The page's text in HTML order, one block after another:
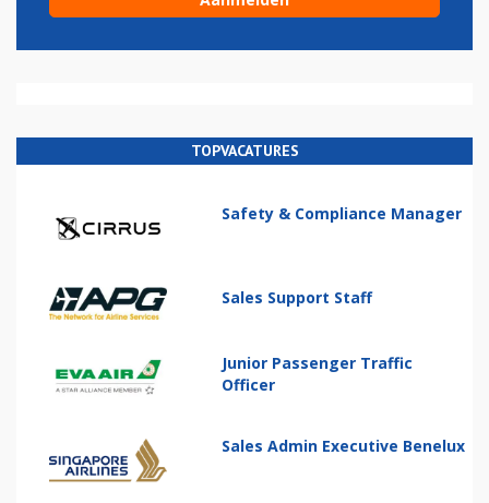
TOPVACATURES
Safety & Compliance Manager
Sales Support Staff
Junior Passenger Traffic
Officer
Sales Admin Executive Benelux